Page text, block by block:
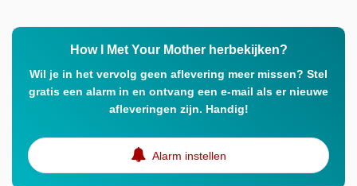
How I Met Your Mother herbekijken?
Wil je in het vervolg geen aflevering meer missen? Stel
gratis een alarm in en ontvang een e-mail als er nieuwe
afleveringen zijn. Handig!
Alarm instellen